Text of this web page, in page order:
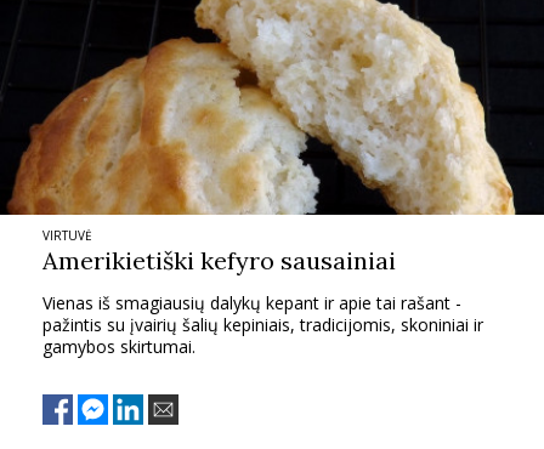
VIRTUVĖ
Amerikietiški kefyro sausainiai
Vienas iš smagiausių dalykų kepant ir apie tai rašant -
pažintis su įvairių šalių kepiniais, tradicijomis, skoniniai ir
gamybos skirtumai.